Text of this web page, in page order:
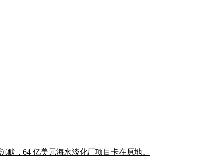
默，64 亿美元海水淡化厂项目卡在原地。